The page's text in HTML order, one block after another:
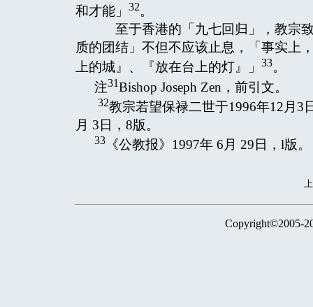
和才能」
32。
至于香港的「九七回归」，教宗
质的团结」不但不应该止息，「事实上
上的城』、『放在台上的灯』」
33。
注31Bishop Joseph Zen，前引文。
32教宗若望保禄二世于1996年12月3
月 3日，8版。
33《公教报》1997年 6月 29日，l版。
Copyright©2005-